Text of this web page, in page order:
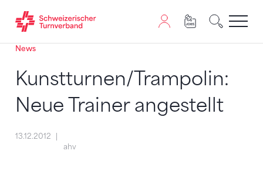
Zum Inhalt springen
Zur Sitemap navigieren
Zum Navigieren dieser Seite wird JavaScript benötigt.
News
Kunstturnen/Trampolin:
Neue Trainer angestellt
13.12.2012
ahv